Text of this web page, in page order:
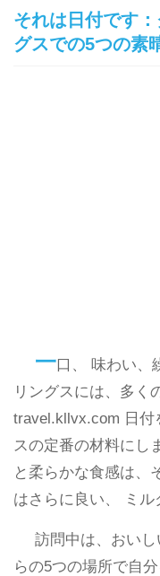
それは日付です
グスでの5つの素
一口、 味わい、
リングスには、多く
travel.kllvx.com 日付
スの定番の材料にし
と柔らかな食感は、
はさらに良い、 ミル
訪問中は、おい
らの5つの場所で自